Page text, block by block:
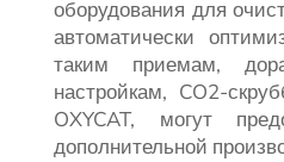
оборудования для
автоматически
таким приемам,
настройкам, CO2-
OXYCAT, могут
дополнительной